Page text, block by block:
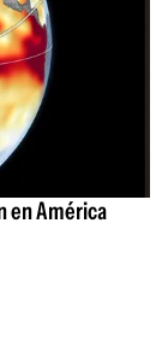
en América